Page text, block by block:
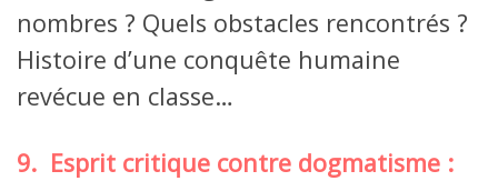
nombres ? Quels obstacles rencontrés ?
Histoire d’une conquête humaine
revécue en classe…
9. Esprit critique contre dogmatisme :